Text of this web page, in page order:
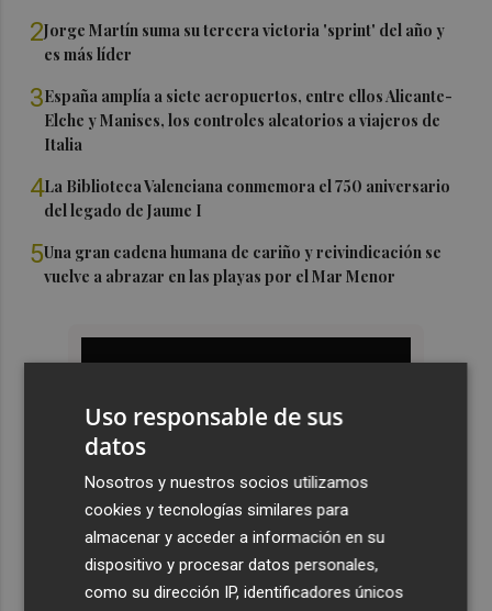
2Jorge Martín suma su tercera victoria 'sprint' del año y
es más líder
3España amplía a siete aeropuertos, entre ellos Alicante-
Elche y Manises, los controles aleatorios a viajeros de
Italia
4La Biblioteca Valenciana conmemora el 750 aniversario
del legado de Jaume I
5Una gran cadena humana de cariño y reivindicación se
vuelve a abrazar en las playas por el Mar Menor
Uso responsable de sus
datos
Nosotros y nuestros socios utilizamos
cookies y tecnologías similares para
almacenar y acceder a información en su
dispositivo y procesar datos personales,
como su dirección IP, identificadores únicos